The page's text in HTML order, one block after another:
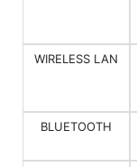
WIRELESS LAN
BLUETOOTH